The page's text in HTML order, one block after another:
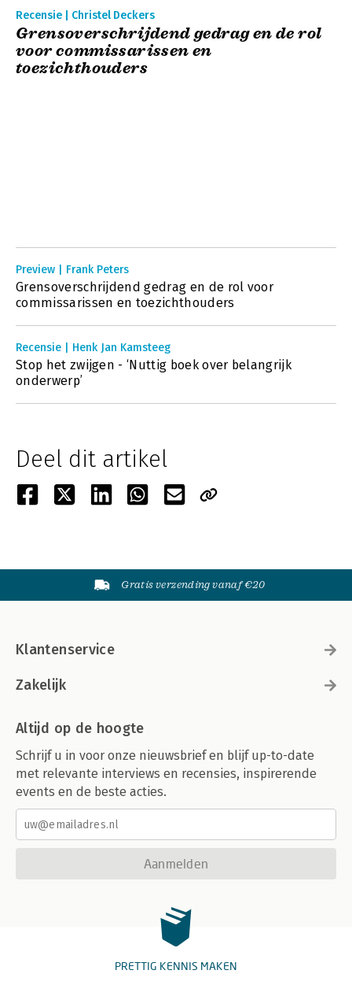
Recensie | Christel Deckers
Grensoverschrijdend gedrag en de rol
voor commissarissen en
toezichthouders
Preview | Frank Peters
Grensoverschrijdend gedrag en de rol voor
commissarissen en toezichthouders
Recensie | Henk Jan Kamsteeg
Stop het zwijgen - ‘Nuttig boek over belangrijk
onderwerp’
Deel dit artikel
Gratis verzending vanaf €20
Klantenservice
Zakelijk
Altijd op de hoogte
Schrijf u in voor onze nieuwsbrief en blijf up-to-date
met relevante interviews en recensies, inspirerende
events en de beste acties.
Aanmelden
PRETTIG KENNIS MAKEN